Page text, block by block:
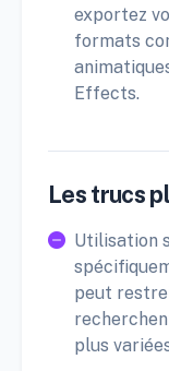
exportez
formats
Effects.
Les trucs
Utilisation
peut
plus